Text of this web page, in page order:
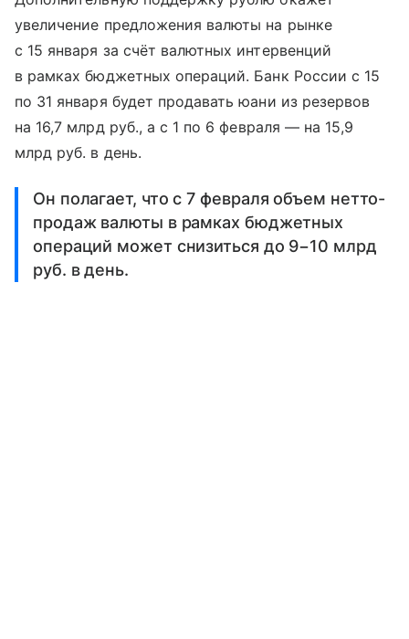
увеличение предложения валюты на рынке
с 15 января за счёт валютных интервенций
в рамках бюджетных операций. Банк России с 15
по 31 января будет продавать юани из резервов
на 16,7 млрд руб., а с 1 по 6 февраля — на 15,9
млрд руб. в день.
Он полагает, что с 7 февраля объем нетто-
продаж валюты в рамках бюджетных
операций может снизиться до 9−10 млрд
руб. в день.